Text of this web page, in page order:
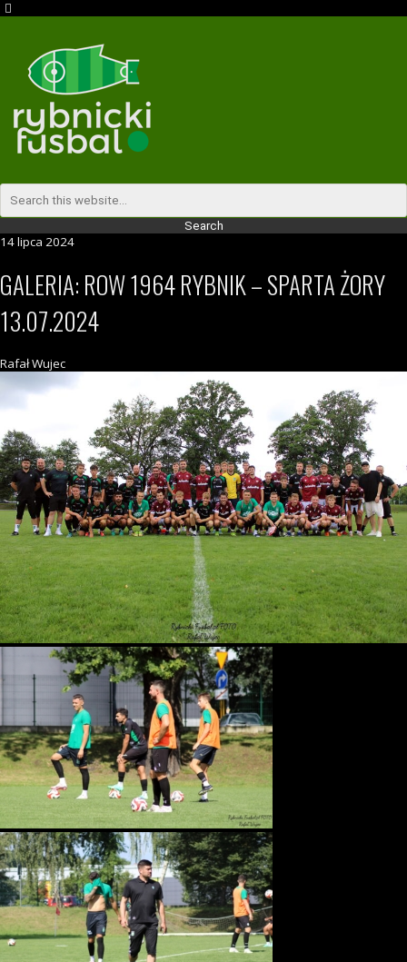
14 lipca 2024
GALERIA: ROW 1964 RYBNIK – SPARTA ŻORY
13.07.2024
Rafał Wujec